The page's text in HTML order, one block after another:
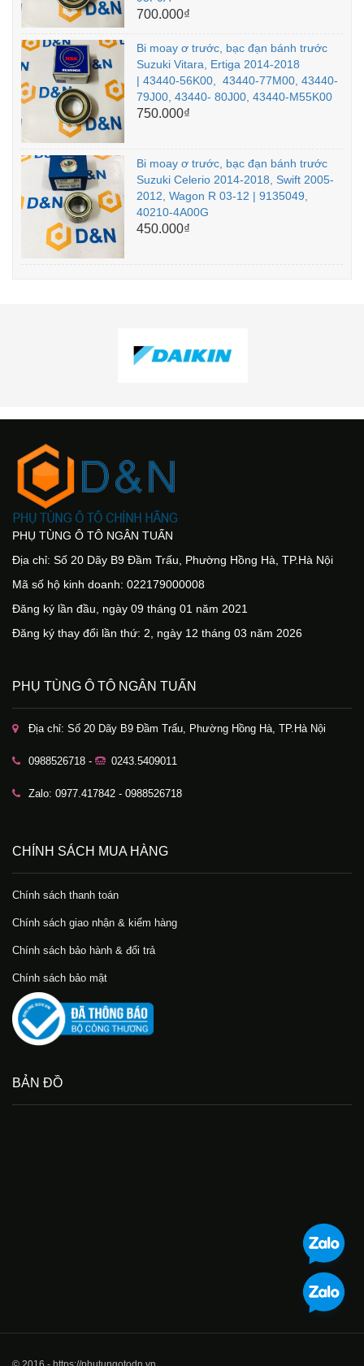
700.000₫
Bi moay ơ trước, bạc đạn bánh trước
Suzuki Vitara, Ertiga 2014-2018
| 43440-56K00, 43440-77M00, 43440-
79J00, 43440- 80J00, 43440-M55K00
750.000₫
Bi moay ơ trước, bạc đạn bánh trước
Suzuki Celerio 2014-2018, Swift 2005-
2012, Wagon R 03-12 | 9135049,
40210-4A00G
450.000₫
PHỤ TÙNG Ô TÔ NGÂN TUẤN
Địa chỉ: Số 20 Dãy B9 Đầm Trấu, Phường Hồng Hà, TP.Hà Nội
Mã số hộ kinh doanh: 022179000008
Đăng ký lần đầu, ngày 09 tháng 01 năm 2021
Đăng ký thay đổi lần thứ: 2, ngày 12 tháng 03 năm 2026
PHỤ TÙNG Ô TÔ NGÂN TUẤN
Địa chỉ: Số 20 Dãy B9 Đầm Trấu, Phường Hồng Hà, TP.Hà Nội
0988526718 - 0243.5409011
Zalo: 0977.417842 - 0988526718
CHÍNH SÁCH MUA HÀNG
Chính sách thanh toán
Chính sách giao nhận & kiểm hàng
Chính sách bảo hành & đổi trả
Chính sách bảo mật
BẢN ĐỒ